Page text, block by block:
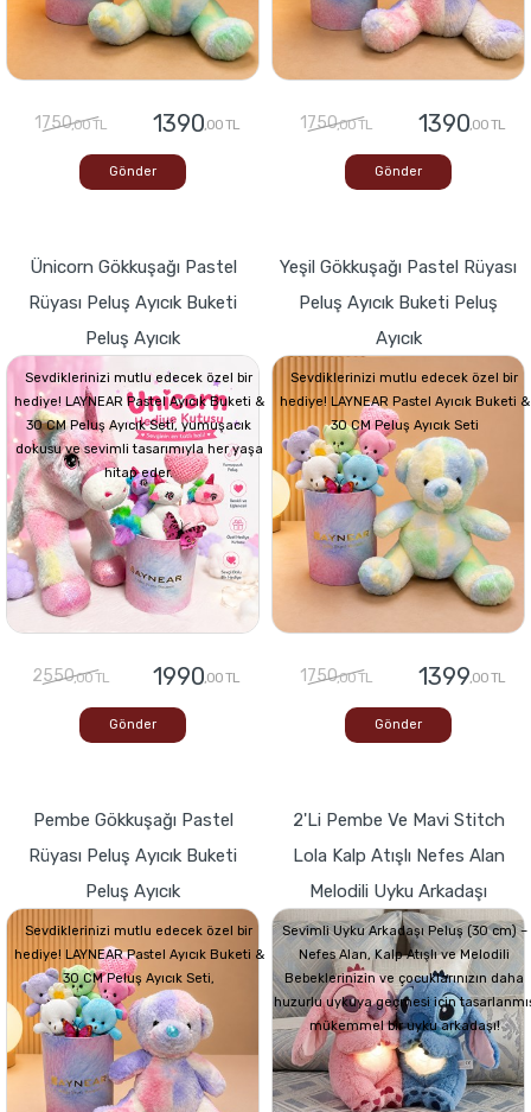
1750,00 TL 1390,00 TL
Gönder
1750,00 TL 1390,00 TL
Gönder
Ünicorn Gökkuşağı Pastel
Rüyası Peluş Ayıcık Buketi
Peluş Ayıcık
Sevdiklerinizi mutlu edecek özel bir
hediye! LAYNEAR Pastel Ayıcık Buketi &
30 CM Peluş Ayıcık Seti, yumuşacık
dokusu ve sevimli tasarımıyla her yaşa
hitap eder.
2550,00 TL 1990,00 TL
Gönder
Yeşil Gökkuşağı Pastel Rüyası
Peluş Ayıcık Buketi Peluş
Ayıcık
Sevdiklerinizi mutlu edecek özel bir
hediye! LAYNEAR Pastel Ayıcık Buketi &
30 CM Peluş Ayıcık Seti
1750,00 TL 1399,00 TL
Gönder
Pembe Gökkuşağı Pastel
Rüyası Peluş Ayıcık Buketi
Peluş Ayıcık
Sevdiklerinizi mutlu edecek özel bir
hediye! LAYNEAR Pastel Ayıcık Buketi &
30 CM Peluş Ayıcık Seti,
2'li Pembe Ve Mavi Stitch
Lola Kalp Atışlı Nefes Alan
Melodili Uyku Arkadaşı
Sevimli Uyku Arkadaşı Peluş (30 cm) –
Nefes Alan, Kalp Atışlı ve Melodili
Bebeklerinizin ve çocuklarınızın daha
huzurlu uykuya geçmesi için
mükemmel bir uyku arkadaşı!